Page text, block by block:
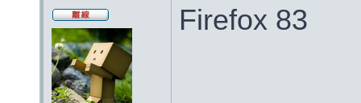
Firefox 83